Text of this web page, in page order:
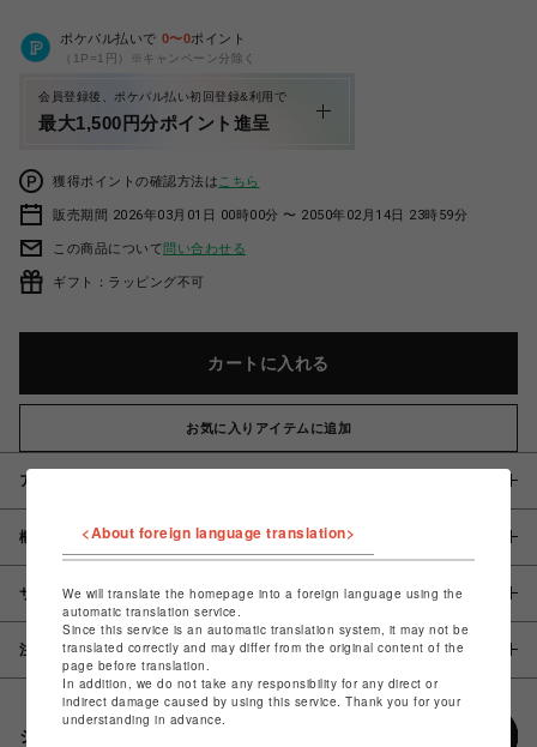
ポケパル払いで 0〜0ポイント
（1P=1円）※キャンペーン分除く
会員登録後、ポケパル払い初回登録&利用で
最大1,500円分ポイント進呈
獲得ポイントの確認方法は こちら
販売期間 2026年03月01日 00時00分 〜 2050年02月14日 23時59分
この商品について問い合わせる
ギフト：ラッピング不可
カートに入れる
お気に入りアイテムに追加
アイテム説明 / 素材
概要
サイズ
注意事項
シェアする
<About foreign language translation>
We will translate the homepage into a foreign language using the
automatic translation service.
Since this service is an automatic translation system, it may not be
translated correctly and may differ from the original content of the
page before translation.
In addition, we do not take any responsibility for any direct or
indirect damage caused by using this service. Thank you for your
understanding in advance.